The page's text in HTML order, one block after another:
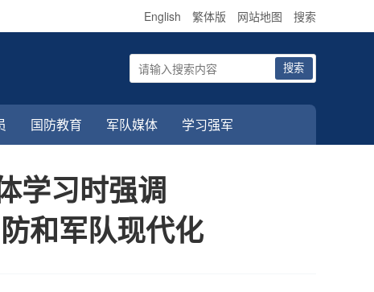
English 繁体版 网站地图 搜索
搜索
国防教育 军队媒体 学习强军
学习时强调
和军队现代化